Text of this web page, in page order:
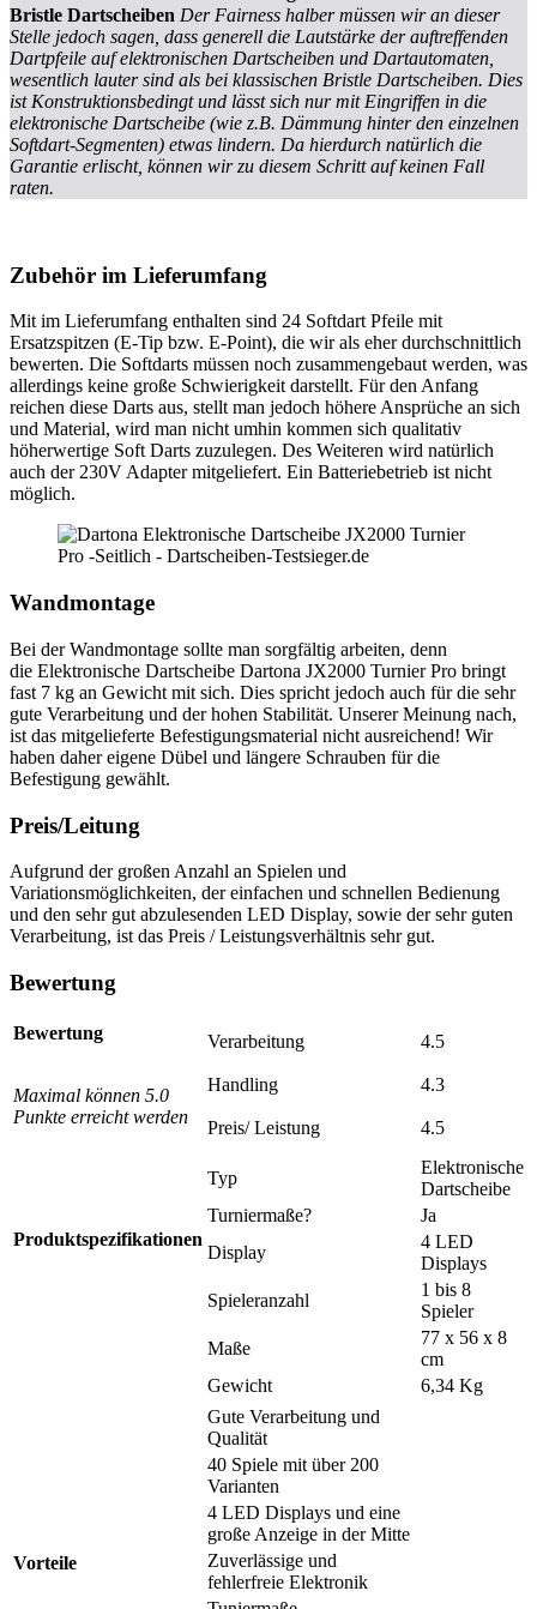
Bristle Dartscheiben Der Fairness halber müssen wir an dieser
Stelle jedoch sagen, dass generell die Lautstärke der auftreffenden
Dartpfeile auf elektronischen Dartscheiben und Dartautomaten,
wesentlich lauter sind als bei klassischen Bristle Dartscheiben. Dies
ist Konstruktionsbedingt und lässt sich nur mit Eingriffen in die
elektronische Dartscheibe (wie z.B. Dämmung hinter den einzelnen
Softdart-Segmenten) etwas lindern. Da hierdurch natürlich die
Garantie erlischt, können wir zu diesem Schritt auf keinen Fall
raten.
Zubehör im Lieferumfang
Mit im Lieferumfang enthalten sind 24 Softdart Pfeile mit
Ersatzspitzen (E-Tip bzw. E-Point), die wir als eher durchschnittlich
bewerten. Die Softdarts müssen noch zusammengebaut werden, was
allerdings keine große Schwierigkeit darstellt. Für den Anfang
reichen diese Darts aus, stellt man jedoch höhere Ansprüche an sich
und Material, wird man nicht umhin kommen sich qualitativ
höherwertige Soft Darts zuzulegen. Des Weiteren wird natürlich
auch der 230V Adapter mitgeliefert. Ein Batteriebetrieb ist nicht
möglich.
Wandmontage
Bei der Wandmontage sollte man sorgfältig arbeiten, denn
die Elektronische Dartscheibe Dartona JX2000 Turnier Pro bringt
fast 7 kg an Gewicht mit sich. Dies spricht jedoch auch für die sehr
gute Verarbeitung und der hohen Stabilität. Unserer Meinung nach,
ist das mitgelieferte Befestigungsmaterial nicht ausreichend! Wir
haben daher eigene Dübel und längere Schrauben für die
Befestigung gewählt.
Preis/Leitung
Aufgrund der großen Anzahl an Spielen und
Variationsmöglichkeiten, der einfachen und schnellen Bedienung
und den sehr gut abzulesenden LED Display, sowie der sehr guten
Verarbeitung, ist das Preis / Leistungsverhältnis sehr gut.
Bewertung
Bewertung
Maximal können 5.0
Punkte erreicht werden
Verarbeitung 4.5
Handling 4.3
Preis/ Leistung 4.5
Produktspezifikationen
Typ
Elektronische
Dartscheibe
Turniermaße?
Ja
Display
4 LED
Displays
Spieleranzahl
1 bis 8
Spieler
Maße
77 x 56 x 8
cm
Gewicht
6,34 Kg
Vorteile
Gute Verarbeitung und
Qualität
40 Spiele mit über 200
Varianten
4 LED Displays und eine
große Anzeige in der Mitte
Zuverlässige und
fehlerfreie Elektronik